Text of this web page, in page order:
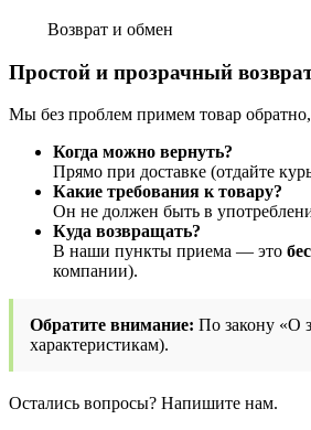
Возврат и обмен
Простой и прозрачный
Мы без проблем примем товар
Когда можно вернуть?
Прямо при доставке (отдайте
Какие требования к товару?
Он не должен быть в
Куда возвращать?
В наши пункты приема — это
компании).
Обратите внимание: По закону «О
характеристикам).
Остались вопросы? Напишите нам.